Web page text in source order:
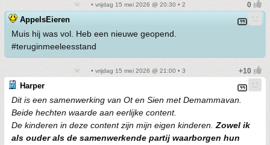
• vrijdag 15 mei 2026 @ 20:30 • 2
AppelsEieren
Muis hij was vol. Heb een nieuwe geopend.
#teruginmeeleesstand
• vrijdag 15 mei 2026 @ 21:00 • 3
Harper
Dit is een samenwerking van Ot en Sien met Demammavan.
Beide hechten waarde aan eerlijke content.
De kinderen in deze content zijn mijn eigen kinderen. Zowel ik
als ouder als de samenwerkende partij waarborgen hun